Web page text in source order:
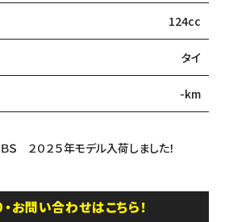
124cc
タイ
-km
Ｓ ２０２５年モデル入荷しました！
お問い合わせはこちら！